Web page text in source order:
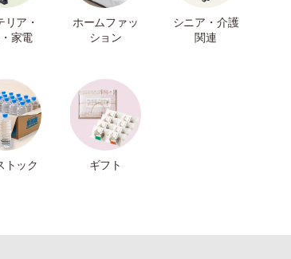
リア・
家電
ホームファッ
ション
シニア・介護
関連
トック ギフト